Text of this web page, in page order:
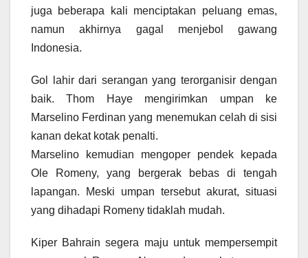
juga beberapa kali menciptakan peluang emas,
namun akhirnya gagal menjebol gawang
Indonesia.
Gol lahir dari serangan yang terorganisir dengan
baik. Thom Haye mengirimkan umpan ke
Marselino Ferdinan yang menemukan celah di sisi
kanan dekat kotak penalti.
Marselino kemudian mengoper pendek kepada
Ole Romeny, yang bergerak bebas di tengah
lapangan. Meski umpan tersebut akurat, situasi
yang dihadapi Romeny tidaklah mudah.
Kiper Bahrain segera maju untuk mempersempit